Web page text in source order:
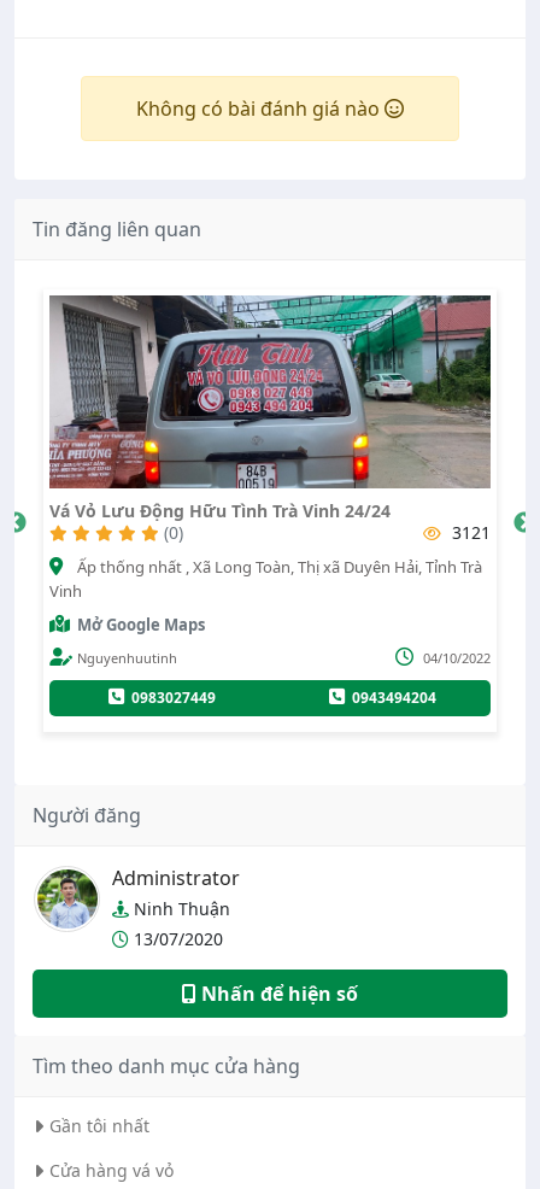
Không có bài đánh giá nào
Tin đăng liên quan
24/24
3121
xã Duyên Hải, Tỉnh Trà
04/10/2022
0943494204
Trung Tâm Lốp Hoàng Minh
19/5, Xã Long Toàn, Thị xã Duyên Hải,
Người đăng
Administrator
Ninh Thuận
13/07/2020
Nhấn để hiện số
Tìm theo danh mục cửa hàng
Gần tôi nhất
Cửa hàng vá vỏ